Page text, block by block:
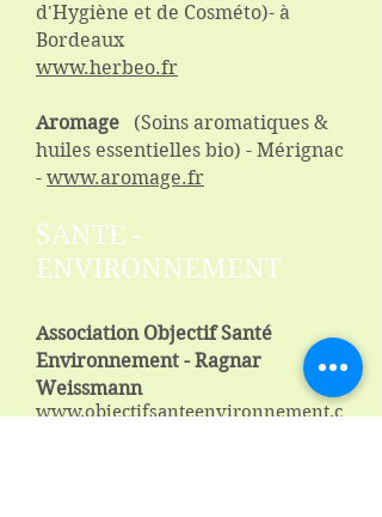
d'Hygiène et de Cosméto)- à
Bordeaux
www.herbeo.fr
Aromage
(Soins aromatiques &
huiles essentielles bio) - Mérignac
- www.aromage.fr
SANTE -
ENVIRONNEMENT
Association Objectif Santé
Environnement - Ragnar
Weissmann
www.objectifsanteenvironnement.c